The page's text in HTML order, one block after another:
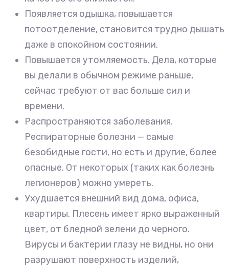
Появляется одышка, повышается
потоотделение, становится трудно дышать
даже в спокойном состоянии.
Повышается утомляемость. Дела, которые
вы делали в обычном режиме раньше,
сейчас требуют от вас больше сил и
времени.
Распространяются заболевания.
Респираторные болезни — самые
безобидные гости, но есть и другие, более
опасные. От некоторых (таких как болезнь
легионеров) можно умереть.
Ухудшается внешний вид дома, офиса,
квартиры. Плесень имеет ярко выраженный
цвет, от бледной зелени до черного.
Вирусы и бактерии глазу не видны, но они
разрушают поверхность изделий,